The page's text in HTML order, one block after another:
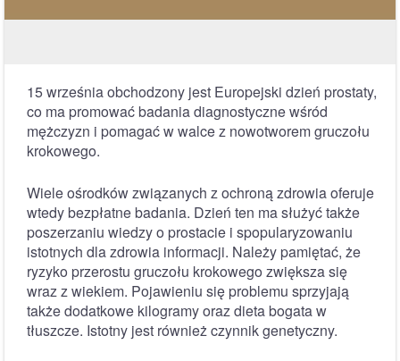
15 września obchodzony jest Europejski dzień prostaty,
co ma promować badania diagnostyczne wśród
mężczyzn i pomagać w walce z nowotworem gruczołu
krokowego.
Wiele ośrodków związanych z ochroną zdrowia oferuje
wtedy bezpłatne badania. Dzień ten ma służyć także
poszerzaniu wiedzy o prostacie i spopularyzowaniu
istotnych dla zdrowia informacji. Należy pamiętać, że
ryzyko przerostu gruczołu krokowego zwiększa się
wraz z wiekiem. Pojawieniu się problemu sprzyjają
także dodatkowe kilogramy oraz dieta bogata w
tłuszcze. Istotny jest również czynnik genetyczny.